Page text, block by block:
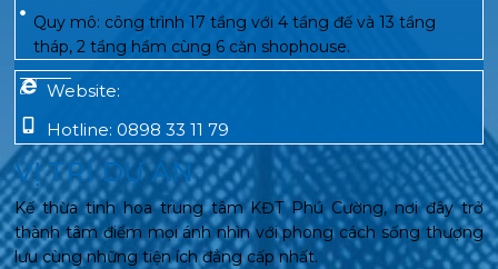
Quy mô: công trình 17 tầng với 4 tầng đế và 13 tầng
tháp, 2 tầng hầm cùng 6 căn shophouse.
Website:
Hotline: 0898 33 11 79
VỊ TRÍ DỰ ÁN
Kế thừa tinh hoa trung tâm KĐT Phú Cường, nơi đây trở
thành tâm điểm mọi ánh nhìn với phong cách sống thượng
lưu cùng những tiện ích đẳng cấp nhất.